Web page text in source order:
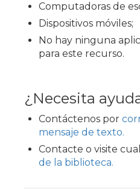
Computadoras de
Dispositivos móviles;
No hay ninguna
para este recurso.
¿Necesita
Contáctenos por
mensaje de texto.
Contacte o visite
de la biblioteca.